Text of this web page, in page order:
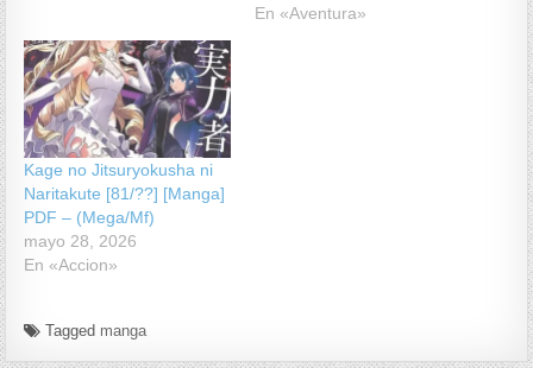
En «Aventura»
Kage no Jitsuryokusha ni
Naritakute [81/??] [Manga]
PDF – (Mega/Mf)
mayo 28, 2026
En «Accion»
Tagged manga